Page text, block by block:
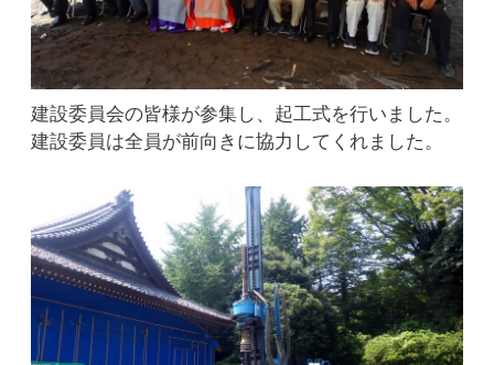
建設委員会の皆様が参集し、起工式を行いました。
建設委員は全員が前向きに協力してくれました。